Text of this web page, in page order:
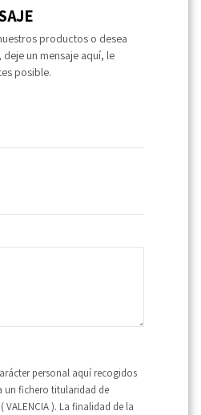
productos o desea
un mensaje aquí, le
posible.
personal aquí recogidos
un fichero titularidad de
VALENCIA ). La finalidad de la